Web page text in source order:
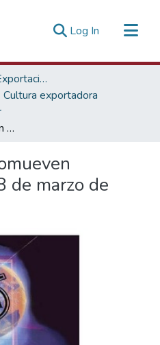
Log In (current)
Promoción de las Exportaciones
Cultura exportadora
Contratos que promueven exportaciones [28 de marzo de 2007]
de marzo de